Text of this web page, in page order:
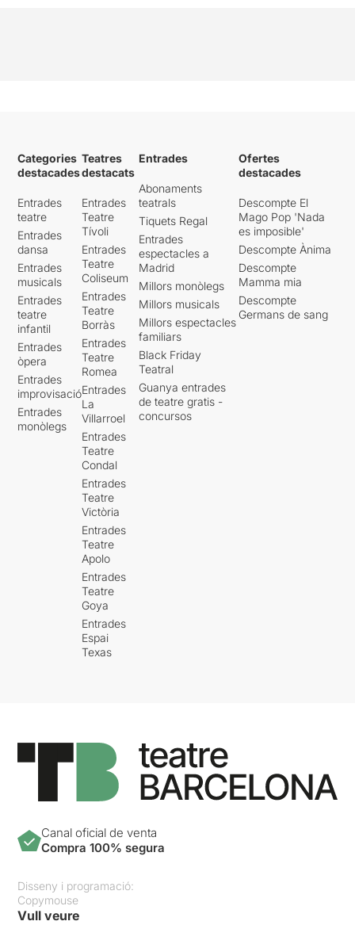
Categories
destacades
Entrades
teatre
Entrades
dansa
Entrades
musicals
Entrades
teatre
infantil
Entrades
òpera
Entrades
improvisació
Entrades
monòlegs
Teatres
destacats
Entrades
Teatre
Tívoli
Entrades
Teatre
Coliseum
Entrades
Teatre
Borràs
Entrades
Teatre
Romea
Entrades
La
Villarroel
Entrades
Teatre
Condal
Entrades
Teatre
Victòria
Entrades
Teatre
Apolo
Entrades
Teatre
Goya
Entrades
Espai
Texas
Entrades
Abonaments
teatrals
Tiquets Regal
Entrades
espectacles a
Madrid
Millors monòlegs
Millors musicals
Millors espectacles
familiars
Black Friday
Teatral
Guanya entrades
de teatre gratis -
concursos
Ofertes
destacades
Descompte El
Mago Pop 'Nada
es imposible'
Descompte Ànima
Descompte
Mamma mia
Descompte
Germans de sang
Canal oficial de venta
Compra 100% segura
Disseny i programació:
Copymouse
Vull veure